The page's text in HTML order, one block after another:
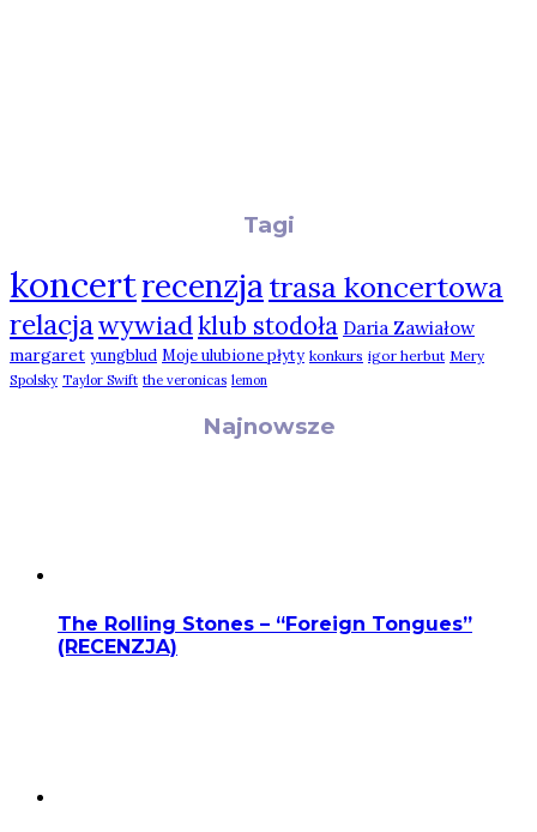
Tagi
koncertrecenzjatrasa koncertowa
relacjawywiadklub stodoła Daria Zawiałow
margaret yungblud Moje ulubione płyty konkurs igor herbut Mery
Spolsky Taylor Swift the veronicas lemon
Najnowsze
The Rolling Stones – “Foreign Tongues”
(RECENZJA)